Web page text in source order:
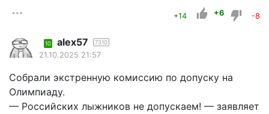
+14 +6 -8
10 alex57 7310
21.10.2025 21:57
Собрали экстренную комиссию по допуску на
Олимпиаду.
— Российских лыжников не допускаем! — заявляет